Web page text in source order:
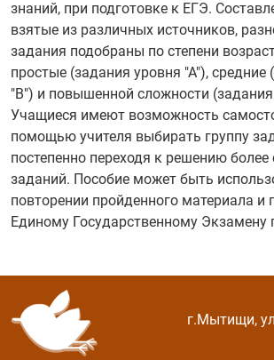
знаний, при подготовке к ЕГЭ.
взятые из различных источников,
задания подобраны по степени
простые (задания уровня "А"), средние
"В") и повышенной сложности
Учащиеся имеют возможность
помощью учителя выбирать группу
постепенно переходя к решению
заданий. Пособие может быть
повторении пройденного материала и
Единому Государственному Экзамену
г.Мытищи,